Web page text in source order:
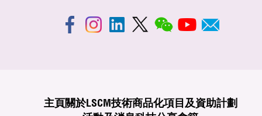
主頁 關於LSCM技術商品化項目及資助計劃